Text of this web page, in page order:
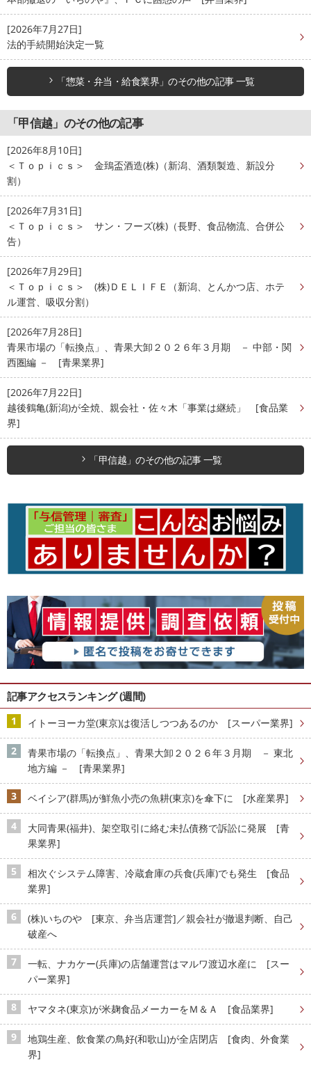
[2026年7月27日]
法的手続開始決定一覧
「惣菜・弁当・給食業界」のその他の記事 一覧
「甲信越」のその他の記事
[2026年8月10日]
＜Ｔｏｐｉｃｓ＞ 金鵄盃酒造(株)（新潟、酒類製造、新設分
割）
[2026年7月31日]
＜Ｔｏｐｉｃｓ＞ サン・フーズ(株)（長野、食品物流、合併公
告）
[2026年7月29日]
＜Ｔｏｐｉｃｓ＞ (株)ＤＥＬＩＦＥ（新潟、とんかつ店、ホテ
ル運営、吸収分割）
[2026年7月28日]
青果市場の「転換点」、青果大卸２０２６年３月期 － 中部・関
西圏編 － [青果業界]
[2026年7月22日]
越後鶴亀(新潟)が全焼、親会社・佐々木「事業は継続」 [食品業
界]
「甲信越」のその他の記事 一覧
記事アクセスランキング (週間)
イトーヨーカ堂(東京)は復活しつつあるのか [スーパー業界]
青果市場の「転換点」、青果大卸２０２６年３月期 － 東北
地方編 － [青果業界]
ベイシア(群馬)が鮮魚小売の魚耕(東京)を傘下に [水産業界]
大同青果(福井)、架空取引に絡む未払債務で訴訟に発展 [青
果業界]
相次ぐシステム障害、冷蔵倉庫の兵食(兵庫)でも発生 [食品
業界]
(株)いちのや [東京、弁当店運営]／親会社が撤退判断、自己
破産へ
一転、ナカケー(兵庫)の店舗運営はマルワ渡辺水産に [スー
パー業界]
ヤマタネ(東京)が米麹食品メーカーをＭ＆Ａ [食品業界]
地鶏生産、飲食業の鳥好(和歌山)が全店閉店 [食肉、外食業
界]